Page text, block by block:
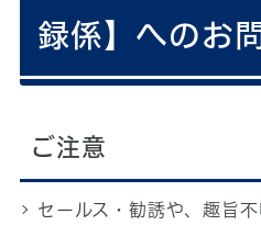
録係】へのお
ご注意
セールス・勧誘や、趣旨